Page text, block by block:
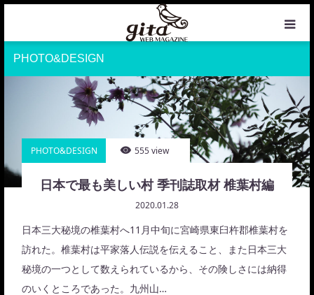
PHOTO&DESIGN
PHOTO&DESIGN 555 view
日本で最も美しい村 季刊誌取材 椎葉村編
2020.01.28
日本三大秘境の椎葉村へ11月中旬に宮崎県東臼杵郡椎葉村を
訪れた。椎葉村は平家落人伝説を伝えること、また日本三大
秘境の一つとして数えられているから、その険しさには納得
のいくところであった。九州山…
HOME
NEWS
WEB MAGAZINE
COFFEE
PROFILE